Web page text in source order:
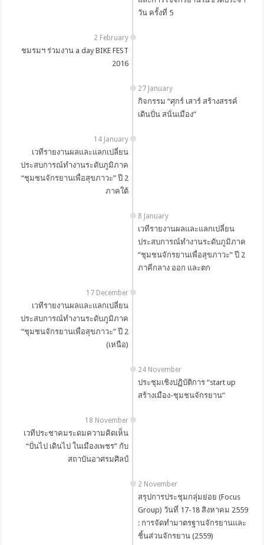
วัน ครั้งที่ 5
2 February
ชมรมฯ ร่วมงาน a day BIKE FEST
2016
27 January
กิจกรรม “ศุกร์ เสาร์ สร้างสรรค์
เดินปั่น สนั่นเมือง”
14 January
เวทีรายงานผลและแลกเปลี่ยน
ประสบการณ์ทำงานระดับภูมิภาค
“ชุมชนจักรยานเพื่อสุขภาวะ” ปี 2
ภาคใต้
8 January
เวทีรายงานผลและแลกเปลี่ยน
ประสบการณ์ทำงานระดับภูมิภาค
“ชุมชนจักรยานเพื่อสุขภาวะ” ปี 2
ภาคีกลาง ออก และตก
17 December
เวทีรายงานผลและแลกเปลี่ยน
ประสบการณ์ทำงานระดับภูมิภาค
“ชุมชนจักรยานเพื่อสุขภาวะ” ปี 2
(เหนือ)
24 November
ประชุมเชิงปฏิบัติการ “start up
สร้างเมือง-ชุมชนจักรยาน”
18 November
เวทีประชาคมระดมความคิดเห็น
“ปั่นไป เดินไป ในเมืองเพชร” กับ
สถาบันอาศรมศิลป์
2 November
สรุปการประชุมกลุ่มย่อย (Focus
Group) วันที่ 17-18 สิงหาคม 2559
: การจัดทำมาตรฐานจักรยานและ
ชิ้นส่วนจักรยาน (2559)